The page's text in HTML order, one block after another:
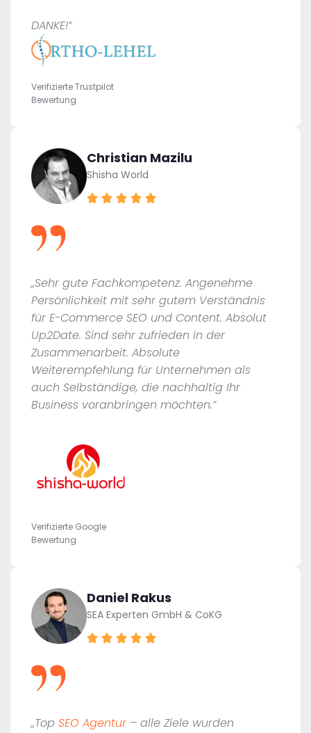
DANKE!“
Verifizierte Trustpilot
Bewertung
Christian Mazilu
Shisha World
„Sehr gute Fachkompetenz. Angenehme
Persönlichkeit mit sehr gutem Verständnis
für E-Commerce SEO und Content. Absolut
Up2Date. Sind sehr zufrieden in der
Zusammenarbeit. Absolute
Weiterempfehlung für Unternehmen als
auch Selbständige, die nachhaltig Ihr
Business voranbringen möchten.“
Verifizierte Google
Bewertung
Daniel Rakus
SEA Experten GmbH & CoKG
„Top SEO Agentur – alle Ziele wurden